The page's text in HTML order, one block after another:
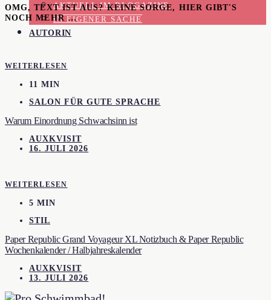
AKTUELL IM BLOGAZINE
IN EIGENER SACHE
AUTORIN
OMG, TEXT IST AUS? KEINE SORGE, HIER GIBT'S
NOCH MEHR …
WEITERLESEN
11 MIN
SALON FÜR GUTE SPRACHE
Warum Einordnung Schwachsinn ist
AUXKVISIT
16. JULI 2026
WEITERLESEN
5 MIN
STIL
Paper Republic Grand Voyageur XL Notizbuch & Paper Republic
Wochenkalender / Halbjahreskalender
AUXKVISIT
13. JULI 2026